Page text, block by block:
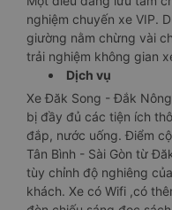
nghiệm chuyến xe VIP.
giường nằm chừng vài
trải nghiệm không gian
Dịch vụ
Xe Đăk Song - Đắk
bị đầy đủ các tiện ích
đắp, nước uống. Điểm
Tân Bình - Sài Gòn từ
tùy chỉnh độ nghiêng
khách. Xe có Wifi ,có